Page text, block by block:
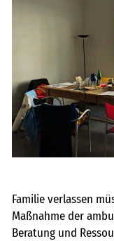
Familie verlassen
Maßnahme der
Beratung und